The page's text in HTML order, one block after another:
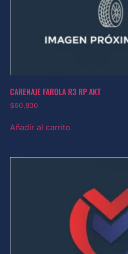
CARENAJE FAROLA R3 RP AKT
$60,800
Añadir al carrito